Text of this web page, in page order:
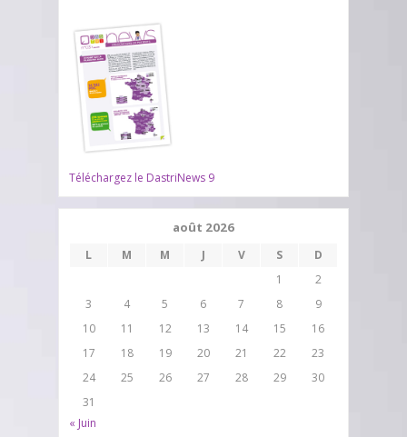
Téléchargez le DastriNews 9
août 2026
L M M J V S
D
1
2
3
4 5 6 7 8
9
10
11 12 13 14 15
16
17
18 19 20 21 22
23
24
25 26 27 28 29
30
31
« Juin